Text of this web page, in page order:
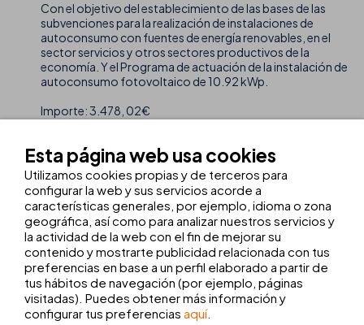
Con el objetivo del establecimiento de las bases de las
subvenciones para la realización de instalaciones de
autoconsumo con fuentes de energía renovables, en el
sector servicios y otros sectores productivos de la
economía. Y el Programa de actuación de la instalación de
autoconsumo fotovoltaico de 10.92 kWp.
Importe: 3.478, 02€
completa tuviaje
transfer + excursiones
Reserva tu traslado y excursiones
Esta página web usa cookies
Utilizamos cookies propias y de terceros para
configurar la web y sus servicios acorde a
características generales, por ejemplo, idioma o zona
geográfica, así como para analizar nuestros servicios y
la actividad de la web con el fin de mejorar su
contenido y mostrarte publicidad relacionada con tus
preferencias en base a un perfil elaborado a partir de
tus hábitos de navegación (por ejemplo, páginas
visitadas). Puedes obtener más información y
configurar tus preferencias aquí.